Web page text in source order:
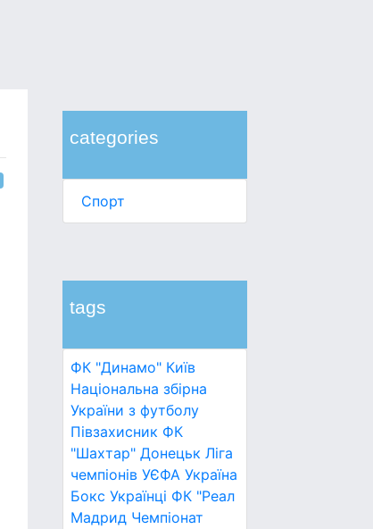
categories
Спорт
tags
ФК "Динамо" Київ
Національна збірна
України з футболу
Півзахисник ФК
"Шахтар" Донецьк Ліга
чемпіонів УЄФА Україна
Бокс Українці ФК "Реал
Мадрид Чемпіонат